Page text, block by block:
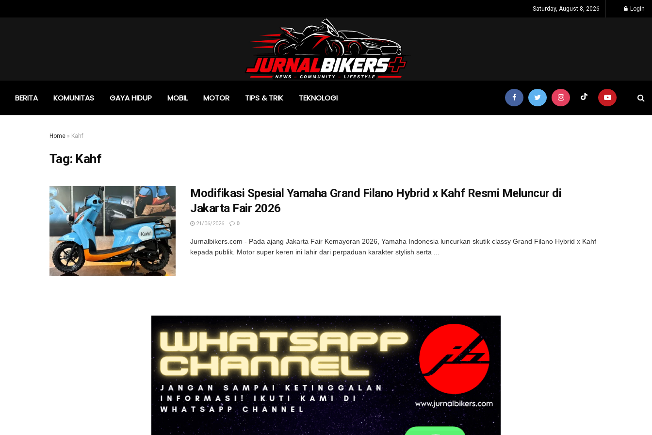
Saturday, August 8, 2026 Login
BERITA KOMUNITAS GAYA HIDUP MOBIL MOTOR TIPS & TRIK TEKNOLOGI
Home » Kahf
Tag: Kahf
Modifikasi Spesial Yamaha Grand Filano Hybrid x Kahf Resmi Meluncur di
Jakarta Fair 2026
21/06/2026 0
Jurnalbikers.com - Pada ajang Jakarta Fair Kemayoran 2026, Yamaha Indonesia luncurkan skutik classy Grand Filano Hybrid x Kahf
kepada publik. Motor super keren ini lahir dari perpaduan karakter stylish serta ...